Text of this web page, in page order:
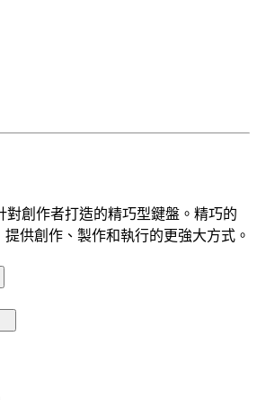
對創作者打造的精巧型鍵盤。精巧的
供創作、製作和執行的更強大方式。